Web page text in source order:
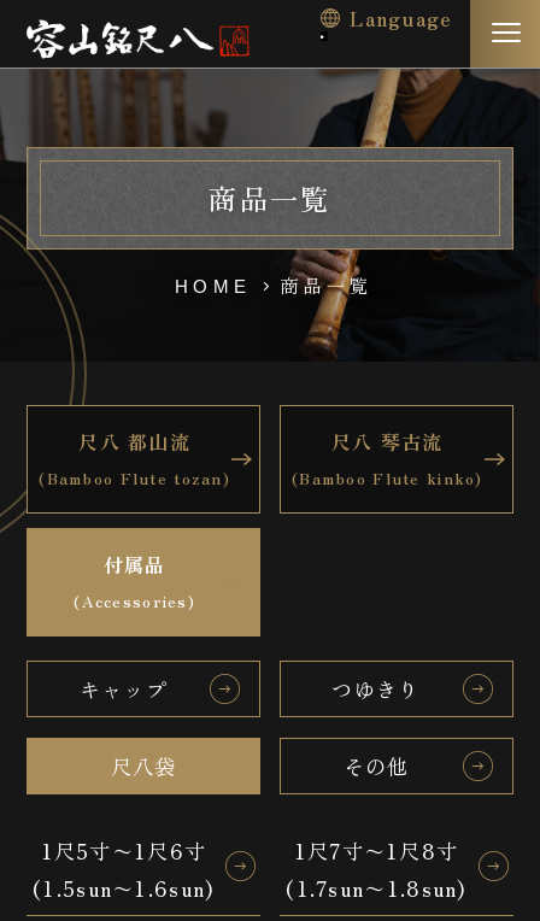
Language
商品一覧
HOME 商品一覧
尺八 都山流
(Bamboo Flute tozan)
尺八 琴古流
(Bamboo Flute kinko)
付属品
(Accessories)
キャップ つゆきり
尺八袋 その他
1尺5寸〜1尺6寸
(1.5sun〜1.6sun)
1尺7寸〜1尺8寸
(1.7sun〜1.8sun)